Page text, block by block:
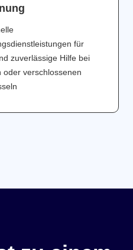
für
zuverlässige Hilfe bei
oder verschlossenen